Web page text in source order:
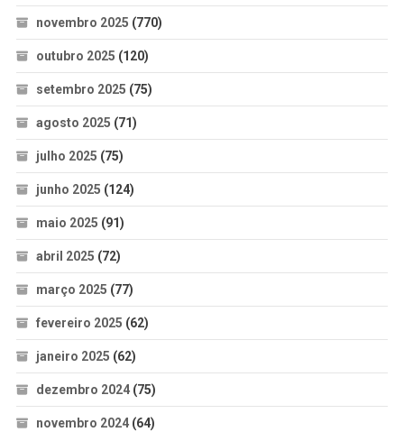
novembro 2025 (770)
outubro 2025 (120)
setembro 2025 (75)
agosto 2025 (71)
julho 2025 (75)
junho 2025 (124)
maio 2025 (91)
abril 2025 (72)
março 2025 (77)
fevereiro 2025 (62)
janeiro 2025 (62)
dezembro 2024(75)
novembro 2024(64)